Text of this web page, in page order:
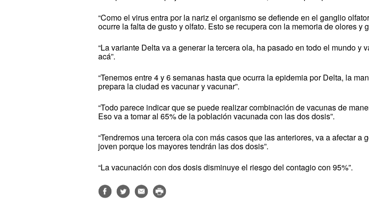
“Como el virus entra por la nariz el organismo se defiende en el ganglio
ocurre la falta de gusto y olfato. Esto se recupera con la memoria de olores y
“La variante Delta va a generar la tercera ola, ha pasado en todo el mundo y
acá”.
“Tenemos entre 4 y 6 semanas hasta que ocurra la epidemia por Delta, la
prepara la ciudad es vacunar y vacunar”.
“Todo parece indicar que se puede realizar combinación de vacunas de
Eso va a tomar al 65% de la población vacunada con las dos dosis”.
“Tendremos una tercera ola con más casos que las anteriores, va a afectar a
joven porque los mayores tendrán las dos dosis”.
“La vacunación con dos dosis disminuye el riesgo del contagio con 95%”.